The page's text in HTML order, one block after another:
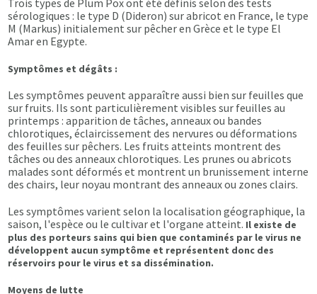
Trois types de Plum Pox ont été définis selon des tests
sérologiques : le type D (Dideron) sur abricot en France, le type
M (Markus) initialement sur pêcher en Grèce et le type El
Amar en Egypte.
Symptômes et dégâts :
Les symptômes peuvent apparaître aussi bien sur feuilles que
sur fruits. Ils sont particulièrement visibles sur feuilles au
printemps : apparition de tâches, anneaux ou bandes
chlorotiques, éclaircissement des nervures ou déformations
des feuilles sur pêchers. Les fruits atteints montrent des
tâches ou des anneaux chlorotiques. Les prunes ou abricots
malades sont déformés et montrent un brunissement interne
des chairs, leur noyau montrant des anneaux ou zones clairs.
Les symptômes varient selon la localisation géographique, la
saison, l'espèce ou le cultivar et l'organe atteint. Il existe de
plus des porteurs sains qui bien que contaminés par le virus ne
développent aucun symptôme et représentent donc des
réservoirs pour le virus et sa dissémination.
Moyens de lutte